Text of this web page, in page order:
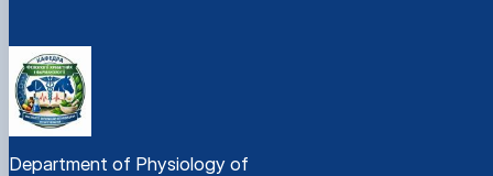
Department of Physiology of